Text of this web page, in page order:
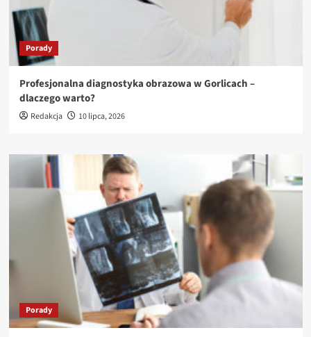
Porady
Profesjonalna diagnostyka obrazowa w Gorlicach –
dlaczego warto?
Redakcja 10 lipca, 2026
Porady